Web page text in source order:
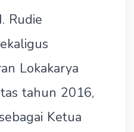
Rudie
Lokakarya
tahun 2016,
Ketua